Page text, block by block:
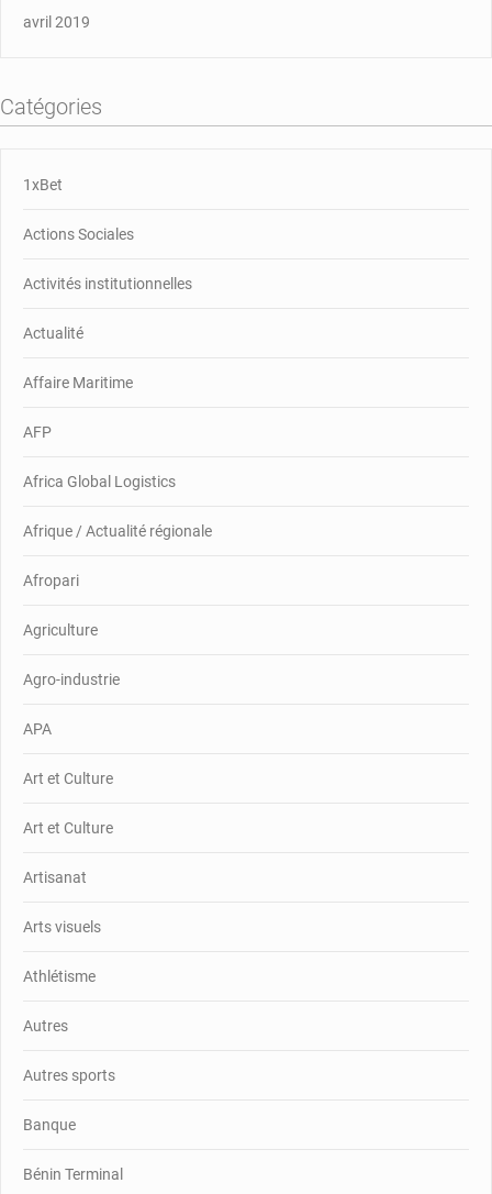
avril 2019
Catégories
1xBet
Actions Sociales
Activités institutionnelles
Actualité
Affaire Maritime
AFP
Africa Global Logistics
Afrique / Actualité régionale
Afropari
Agriculture
Agro-industrie
APA
Art et Culture
Art et Culture
Artisanat
Arts visuels
Athlétisme
Autres
Autres sports
Banque
Bénin Terminal